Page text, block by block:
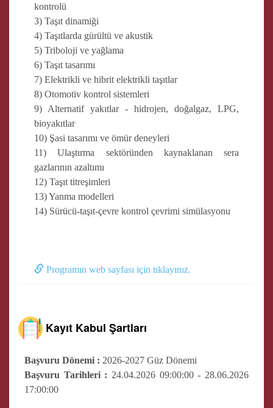
kontrolü
3) Taşıt dinamiği
4) Taşıtlarda gürültü ve akustik
5) Triboloji ve yağlama
6) Taşıt tasarımı
7) Elektrikli ve hibrit elektrikli taşıtlar
8) Otomotiv kontrol sistemleri
9) Alternatif yakıtlar - hidrojen, doğalgaz, LPG,
bioyakıtlar
10) Şasi tasarımı ve ömür deneyleri
11) Ulaştırma sektöründen kaynaklanan sera
gazlarının azaltımı
12) Taşıt titreşimleri
13) Yanma modelleri
14) Sürücü-taşıt-çevre kontrol çevrimi simülasyonu
Programın web sayfası için tıklayınız.
Kayıt Kabul Şartları
Başvuru Dönemi : 2026-2027 Güz Dönemi
Başvuru Tarihleri : 24.04.2026 09:00:00 - 28.06.2026
17:00:00